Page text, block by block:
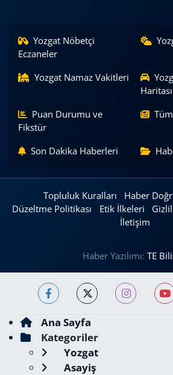
Yozgat Nöbetçi
Eczaneler
Yozgat Namaz Vakitleri
Haritası
Puan Durumu ve
Fikstür
Son Dakika Haberleri
Topluluk Kuralları
Haber
Düzeltme Politikası
Etik İlkeleri
İletişim
Haber Yazılımı: TE
Ana Sayfa
Kategoriler
Yozgat
Asayiş